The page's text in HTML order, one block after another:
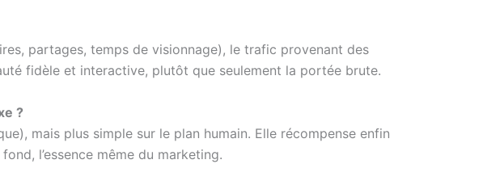
partages, temps de visionnage), le trafic provenant des
fidèle et interactive, plutôt que seulement la portée brute.
?
mais plus simple sur le plan humain. Elle récompense enfin
l’essence même du marketing.